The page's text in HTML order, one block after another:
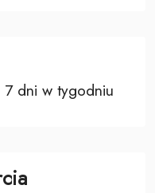
dni w tygodniu